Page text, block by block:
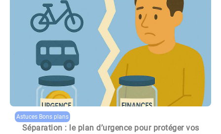
Astuces Bons plans
Séparation : le plan d’urgence pour protéger vos